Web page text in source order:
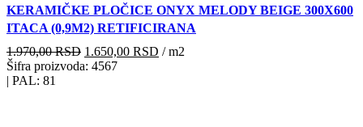
KERAMIČKE PLOČICE ONYX MELODY BEIGE 300X600
ITACA (0,9M2) RETIFICIRANA
1.970,00RSD Originalna
cena
1.650,00 RSD Trenutna
/ m2
Šifra proizvoda: 4567
| PAL: 81